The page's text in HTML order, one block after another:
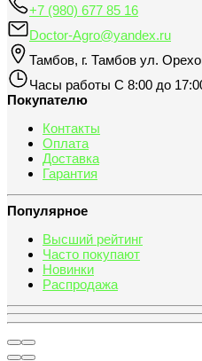
+7 (980) 677 85 16
Doctor-Agro@yandex.ru
Тамбов, г. Тамбов ул.
Часы работы С 8:00 до
Покупателю
Контакты
Оплата
Доставка
Гарантия
Популярное
Высший рейтинг
Часто покупают
Новинки
Распродажа